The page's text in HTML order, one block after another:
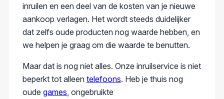
inruilen en een deel van de kosten van je nieuwe
aankoop verlagen. Het wordt steeds duidelijker
dat zelfs oude producten nog waarde hebben, en
we helpen je graag om die waarde te benutten.
Maar dat is nog niet alles. Onze inruilservice is niet
beperkt tot alleen telefoons. Heb je thuis nog
oude games , ongebruikte